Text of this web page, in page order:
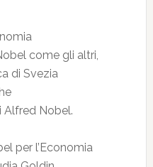
come gli altri,
di Svezia
Alfred Nobel.
per l’Economia